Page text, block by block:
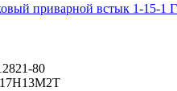
приварной встык 1-15-
80